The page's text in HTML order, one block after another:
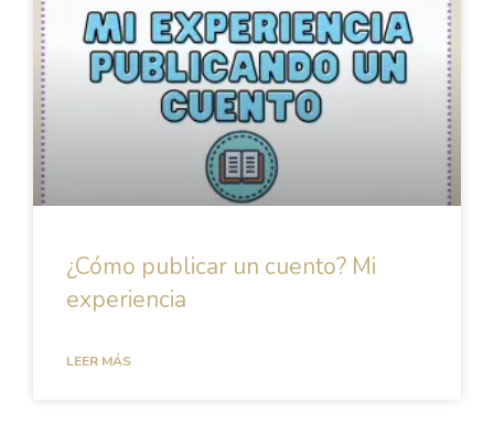
¿Cómo publicar un cuento? Mi
experiencia
LEER MÁS